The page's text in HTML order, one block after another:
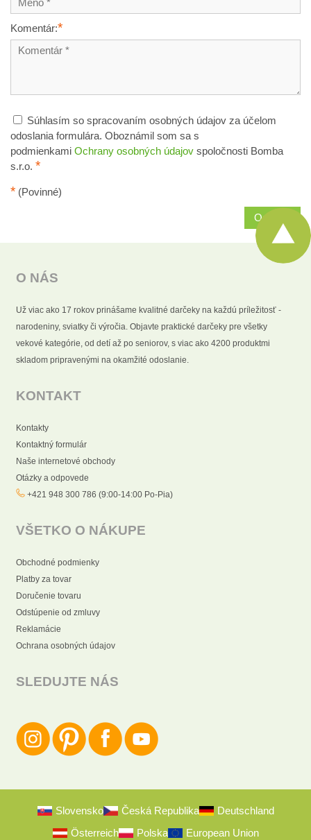
Komentár:*
Súhlasím so spracovaním osobných údajov za účelom
odoslania formulára. Oboznámil som sa s
podmienkami Ochrany osobných údajov spoločnosti Bomba
s.r.o. *
* (Povinné)
Odoslať
O NÁS
Už viac ako 17 rokov prinášame kvalitné darčeky na každú príležitosť -
narodeniny, sviatky či výročia. Objavte praktické darčeky pre všetky
vekové kategórie, od detí až po seniorov, s viac ako 4200 produktmi
skladom pripravenými na okamžité odoslanie.
KONTAKT
Kontakty
Kontaktný formulár
Naše internetové obchody
Otázky a odpovede
+421 948 300 786 (9:00-14:00 Po-Pia)
VŠETKO O NÁKUPE
Obchodné podmienky
Platby za tovar
Doručenie tovaru
Odstúpenie od zmluvy
Reklamácie
Ochrana osobných údajov
SLEDUJTE NÁS
Slovensko Česká Republika
Deutschland
Österreich
Polska European Union